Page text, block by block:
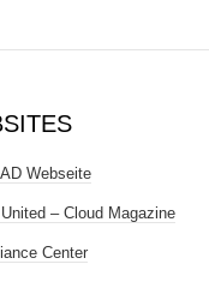
Webseite
– Cloud Magazine
Center